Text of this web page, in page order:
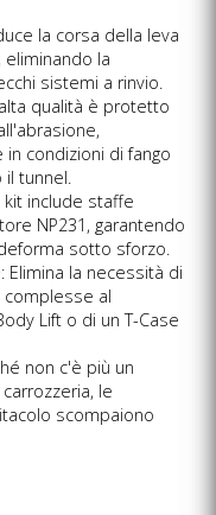
la corsa della leva
la
sistemi a rinvio.
qualità è protetto
condizioni di fango
tunnel.
kit include staffe
NP231, garantendo
sotto sforzo.
Elimina la necessità di
al
Lift o di un T-Case
non c'è più un
le
scompaiono